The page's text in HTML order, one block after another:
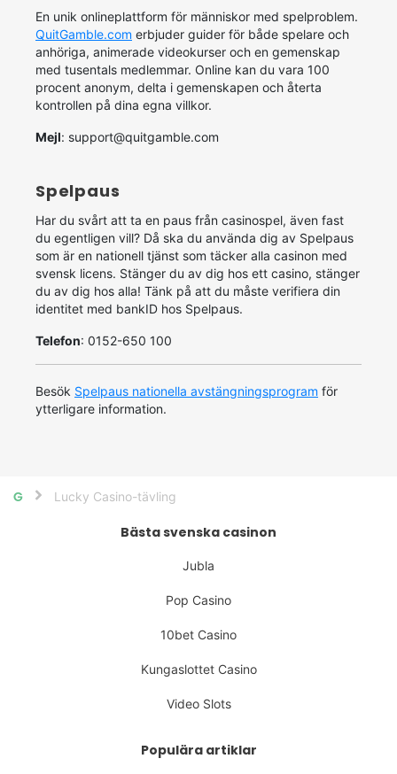
En unik onlineplattform för människor med spelproblem.
QuitGamble.com erbjuder guider för både spelare och
anhöriga, animerade videokurser och en gemenskap
med tusentals medlemmar. Online kan du vara 100
procent anonym, delta i gemenskapen och återta
kontrollen på dina egna villkor.
Mejl: support@quitgamble.com
Spelpaus
Har du svårt att ta en paus från casinospel, även fast
du egentligen vill? Då ska du använda dig av Spelpaus
som är en nationell tjänst som täcker alla casinon med
svensk licens. Stänger du av dig hos ett casino, stänger
du av dig hos alla! Tänk på att du måste verifiera din
identitet med bankID hos Spelpaus.
Telefon: 0152-650 100
Besök Spelpaus nationella avstängningsprogram för
ytterligare information.
HomeLucky Casino-tävling
Bästa svenska casinon
Jubla
Pop Casino
10bet Casino
Kungaslottet Casino
Video Slots
Populära artiklar